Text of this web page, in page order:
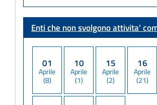
Enti che non svolgono attivita'
01
Aprile
(8)
10
Aprile
(1)
15
Aprile
(2)
16
Aprile
(21)